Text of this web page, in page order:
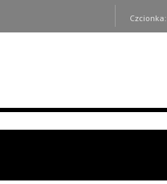
Czcionka: